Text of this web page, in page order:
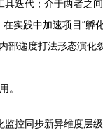
迭代；介于两者之
实践中加速项目“
部递度打法形态演
。
控同步新异维度层